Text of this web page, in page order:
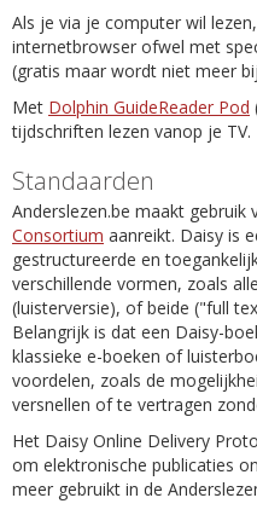
Als je via je computer wil
internetbrowser ofwel met
(gratis maar wordt niet meer
Met Dolphin GuideReader Pod
tijdschriften lezen vanop je TV.
Standaarden
Anderslezen.be maakt
Consortium aanreikt. Daisy is
gestructureerde en
verschillende vormen, zoals
(luisterversie), of beide ("full
Belangrijk is dat een Daisy-
klassieke e-boeken of
voordelen, zoals de
versnellen of te vertragen
Het Daisy Online Delivery
om elektronische publicaties
meer gebruikt in de